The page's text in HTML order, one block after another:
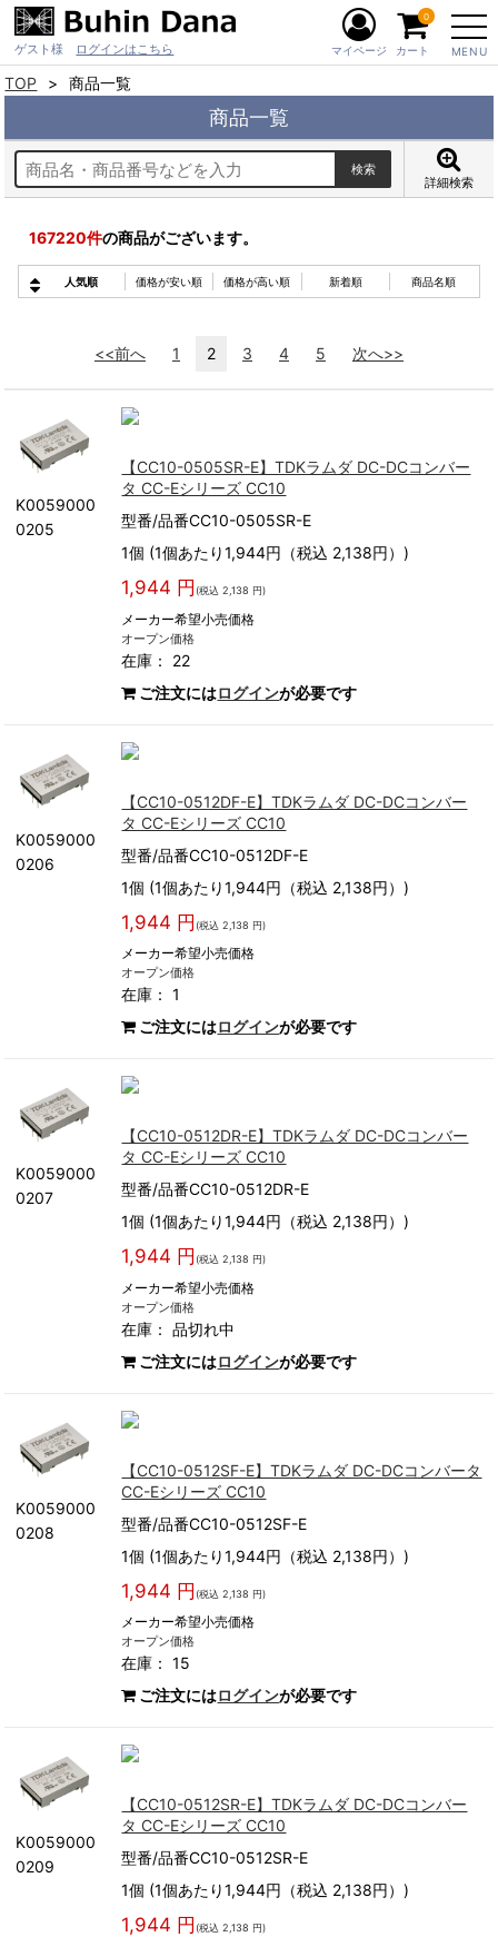
ゲスト様 ログインはこちら MENU
マイページ カート
0
TOP 商品一覧
商品一覧
詳細検索
167220件の商品がございます。
人気順 価格が安い順 価格が高い順 新着順 商品名順
<<前へ 1 2 3 4 5 次へ>>
K0059000
0205
【CC10-0505SR-E】TDKラムダ DC-DCコンバー
タ CC-Eシリーズ CC10
型番/品番CC10-0505SR-E
1個 (1個あたり1,944円（税込 2,138円）)
1,944 円 (税込 2,138 円)
メーカー希望小売価格
オープン価格
在庫： 22
ご注文にはログインが必要です
K0059000
0206
【CC10-0512DF-E】TDKラムダ DC-DCコンバー
タ CC-Eシリーズ CC10
型番/品番CC10-0512DF-E
1個 (1個あたり1,944円（税込 2,138円）)
1,944 円 (税込 2,138 円)
メーカー希望小売価格
オープン価格
在庫： 1
ご注文にはログインが必要です
K0059000
0207
【CC10-0512DR-E】TDKラムダ DC-DCコンバー
タ CC-Eシリーズ CC10
型番/品番CC10-0512DR-E
1個 (1個あたり1,944円（税込 2,138円）)
1,944 円 (税込 2,138 円)
メーカー希望小売価格
オープン価格
在庫：品切れ中
ご注文にはログインが必要です
K0059000
0208
【CC10-0512SF-E】TDKラムダ DC-DCコンバータ
CC-Eシリーズ CC10
型番/品番CC10-0512SF-E
1個 (1個あたり1,944円（税込 2,138円）)
1,944 円 (税込 2,138 円)
メーカー希望小売価格
オープン価格
在庫： 15
ご注文にはログインが必要です
K0059000
0209
【CC10-0512SR-E】TDKラムダ DC-DCコンバー
タ CC-Eシリーズ CC10
型番/品番CC10-0512SR-E
1個 (1個あたり1,944円（税込 2,138円）)
1,944 円 (税込 2,138 円)